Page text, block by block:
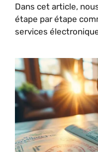
Dans cet article,
étape par étape
services